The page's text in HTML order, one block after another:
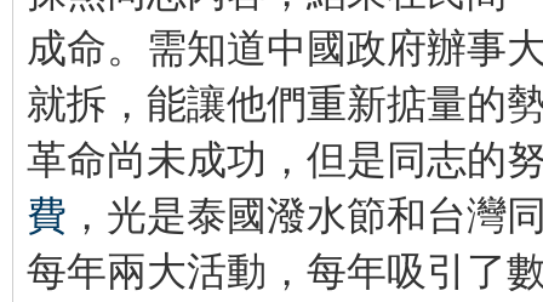
成命。需知道中國政府辦事
就拆，能讓他們重新掂量的
革命尚未成功，但是同志的
費 ，光是泰國潑水節和台灣
每年兩大活動，每年吸引了